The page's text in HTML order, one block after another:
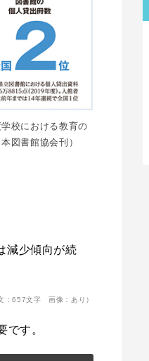
校における教育の
図書館協会刊）
減少傾向が続
：657文字 画像：あり）
です。